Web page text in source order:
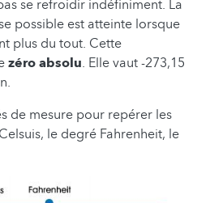
se refroidir indéfiniment. La
possible est atteinte lorsque
plus du tout. Cette
zéro absolu. Elle vaut -273,15
de mesure pour repérer les
le degré Fahrenheit, le